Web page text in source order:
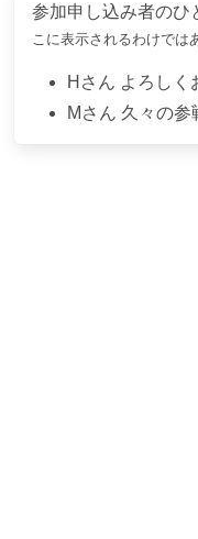
参加申し込み者のひ
こに表示されるわけでは
H さん よろしく
M さん 久々の参